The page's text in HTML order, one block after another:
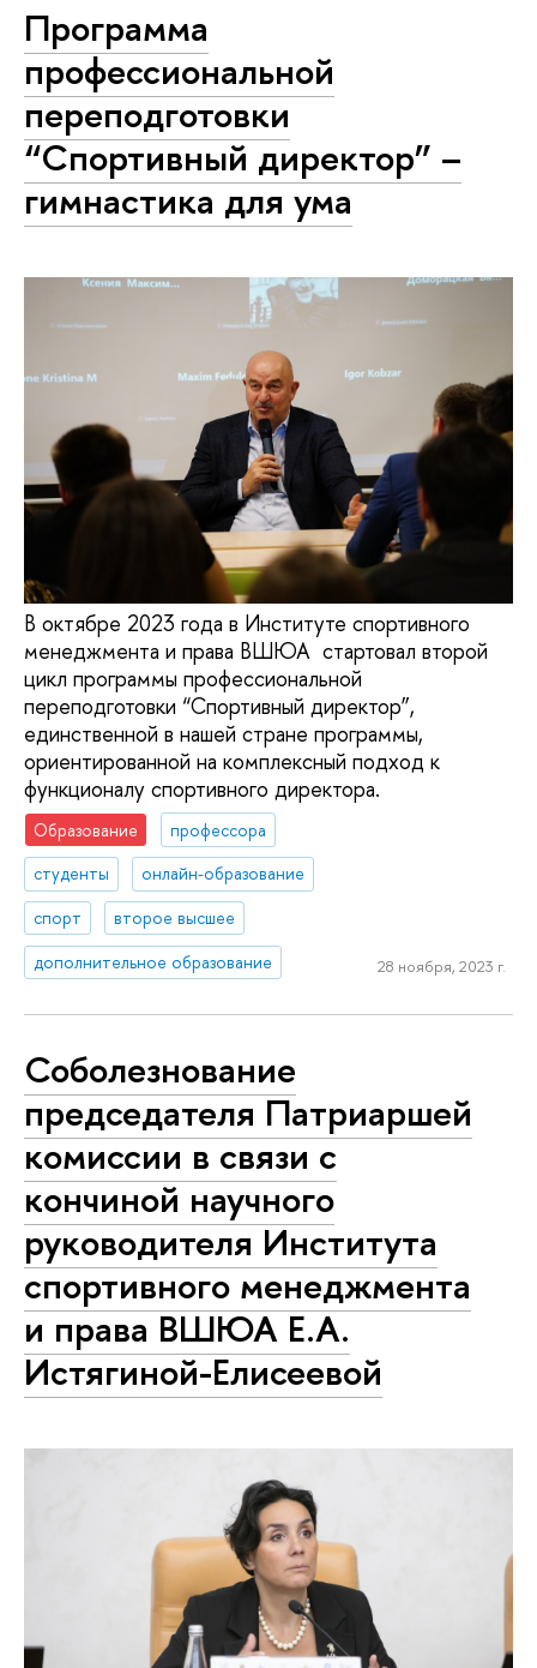
Программа
профессиональной
переподготовки
“Спортивный директор” –
гимнастика для ума
В октябре 2023 года в Институте спортивного
менеджмента и права ВШЮА стартовал второй
цикл программы профессиональной
переподготовки “Спортивный директор”,
единственной в нашей стране программы,
ориентированной на комплексный подход к
функционалу спортивного директора.
Образование
профессора
студенты
онлайн-образование
спорт
второе высшее
дополнительное образование
28 ноября, 2023 г.
Соболезнование
председателя Патриаршей
комиссии в связи с
кончиной научного
руководителя Института
спортивного менеджмента
и права ВШЮА Е.А.
Истягиной-Елисеевой